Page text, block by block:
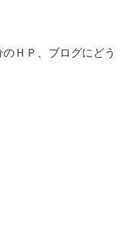
ＨＰ、ブログにどう